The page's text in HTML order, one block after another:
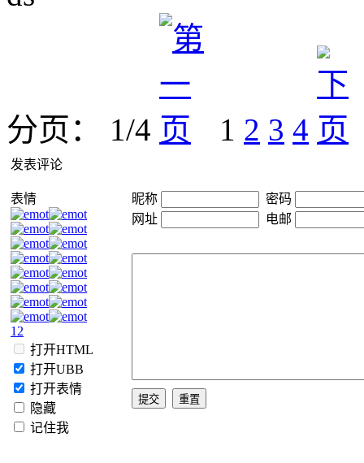
分页： 1/4 1 2 3 4
发表评论
表情
1 2
打开HTML
打开UBB
打开表情
隐藏
记住我
昵称
密码
网址
电邮